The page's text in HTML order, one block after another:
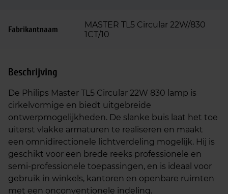
Fabrikantnaam
MASTER TL5 Circular 22W/830
1CT/10
Beschrijving
De Philips Master TL5 Circular 22W 830 lamp is
cirkelvormige en biedt uitgebreide
ontwerpmogelijkheden. De slanke buis laat het toe
uiterst vlakke armaturen te realiseren en maakt
een omnidirectionele lichtverdeling mogelijk. Hij is
geschikt voor een brede reeks professionele en
semi-professionele toepassingen, en is ideaal voor
gebruik in winkels, kantoren en openbare ruimten
met een onconventionele indeling.